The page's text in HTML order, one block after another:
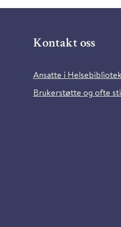
Kontakt oss
Ansatte i
Brukerstøtte og ofte